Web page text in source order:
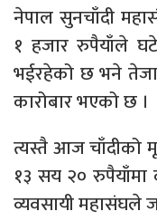
नेपाल सुनचाँदी
१ हजार रुपैयाँले
भईरहेको छ भने
कारोबार भएको छ ।
त्यस्तै आज चाँदीको
१३ सय २० रुपैयाँमा
व्यवसायी महासंघले